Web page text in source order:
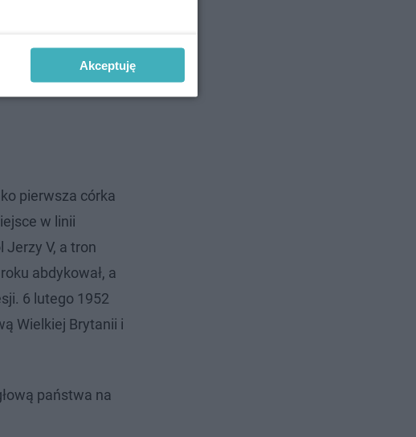
pierwsza córka
w linii
Jerzy V, a tron
abdykował, a
6 lutego 1952
Wielkiej Brytanii i
państwa na
Akceptuję